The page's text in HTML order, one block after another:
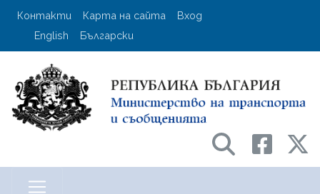
Премини
User account menu
Контакти Карта на сайта
Вход
English
Български